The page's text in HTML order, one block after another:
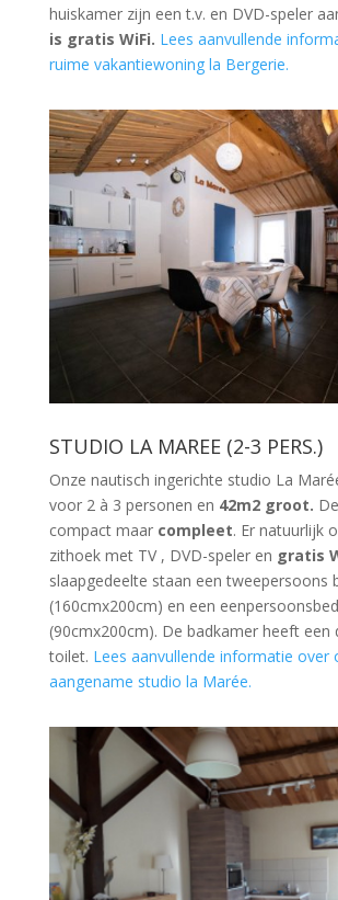
huiskamer zijn een t.v. en DVD-speler
is gratis WiFi. Lees aanvullende
ruime vakantiewoning la Bergerie.
STUDIO LA MAREE (2-3 PERS.)
Onze nautisch ingerichte studio La
voor 2 à 3 personen en 42m2 groot.
compact maar compleet. Er natuurlijk
zithoek met TV , DVD-speler en gratis
slaapgedeelte staan een tweepersoons
(160cmx200cm) en een eenpersoonsbed
(90cmx200cm). De badkamer heeft een
toilet. Lees aanvullende informatie over
aangename studio la Marée.